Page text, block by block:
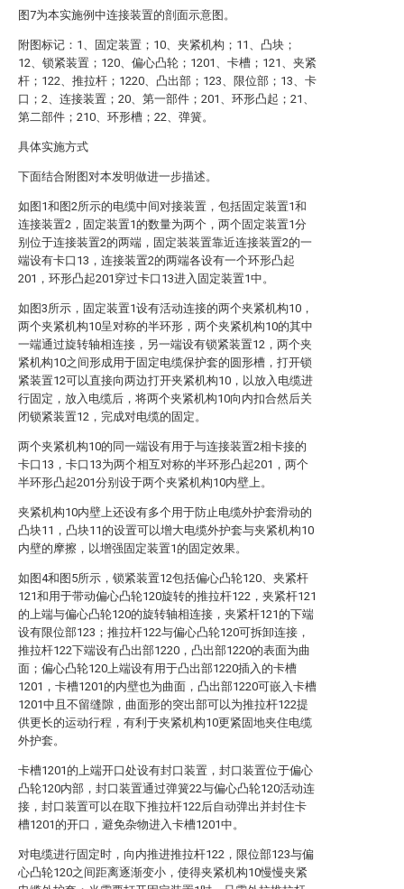
图7为本实施例中连接装置的剖面示意图。
附图标记：1、固定装置；10、夹紧机构；11、凸块；
12、锁紧装置；120、偏心凸轮；1201、卡槽；121、夹紧
杆；122、推拉杆；1220、凸出部；123、限位部；13、卡
口；2、连接装置；20、第一部件；201、环形凸起；21、
第二部件；210、环形槽；22、弹簧。
具体实施方式
下面结合附图对本发明做进一步描述。
如图1和图2所示的电缆中间对接装置，包括固定装置1和
连接装置2，固定装置1的数量为两个，两个固定装置1分
别位于连接装置2的两端，固定装装置靠近连接装置2的一
端设有卡口13，连接装置2的两端各设有一个环形凸起
201，环形凸起201穿过卡口13进入固定装置1中。
如图3所示，固定装置1设有活动连接的两个夹紧机构10，
两个夹紧机构10呈对称的半环形，两个夹紧机构10的其中
一端通过旋转轴相连接，另一端设有锁紧装置12，两个夹
紧机构10之间形成用于固定电缆保护套的圆形槽，打开锁
紧装置12可以直接向两边打开夹紧机构10，以放入电缆进
行固定，放入电缆后，将两个夹紧机构10向内扣合然后关
闭锁紧装置12，完成对电缆的固定。
两个夹紧机构10的同一端设有用于与连接装置2相卡接的
卡口13，卡口13为两个相互对称的半环形凸起201，两个
半环形凸起201分别设于两个夹紧机构10内壁上。
夹紧机构10内壁上还设有多个用于防止电缆外护套滑动的
凸块11，凸块11的设置可以增大电缆外护套与夹紧机构10
内壁的摩擦，以增强固定装置1的固定效果。
如图4和图5所示，锁紧装置12包括偏心凸轮120、夹紧杆
121和用于带动偏心凸轮120旋转的推拉杆122，夹紧杆121
的上端与偏心凸轮120的旋转轴相连接，夹紧杆121的下端
设有限位部123；推拉杆122与偏心凸轮120可拆卸连接，
推拉杆122下端设有凸出部1220，凸出部1220的表面为曲
面；偏心凸轮120上端设有用于凸出部1220插入的卡槽
1201，卡槽1201的内壁也为曲面，凸出部1220可嵌入卡槽
1201中且不留缝隙，曲面形的突出部可以为推拉杆122提
供更长的运动行程，有利于夹紧机构10更紧固地夹住电缆
外护套。
卡槽1201的上端开口处设有封口装置，封口装置位于偏心
凸轮120内部，封口装置通过弹簧22与偏心凸轮120活动连
接，封口装置可以在取下推拉杆122后自动弹出并封住卡
槽1201的开口，避免杂物进入卡槽1201中。
对电缆进行固定时，向内推进推拉杆122，限位部123与偏
心凸轮120之间距离逐渐变小，使得夹紧机构10慢慢夹紧